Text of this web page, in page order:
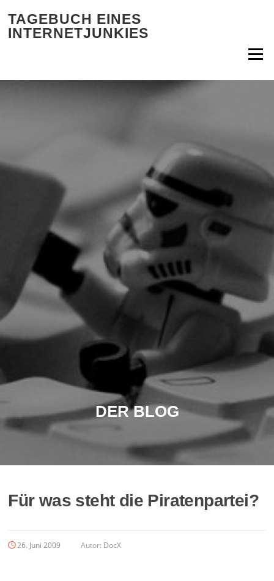
TAGEBUCH EINES
INTERNETJUNKIES
Menü
DER BLOG
Für was steht die Piratenpartei?
26. Juni 2009 Autor: DocX